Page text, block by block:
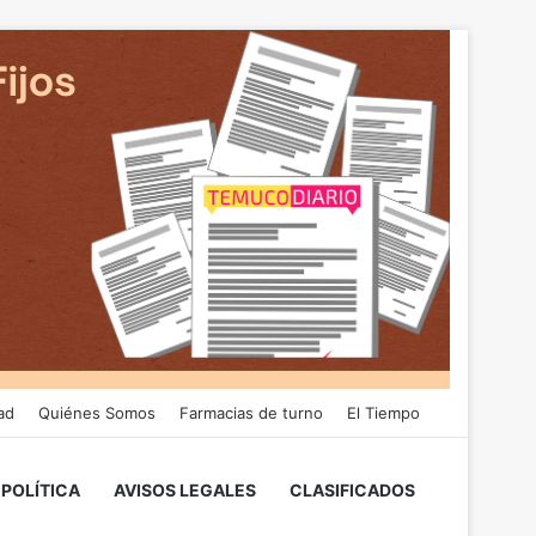
Quiénes Somos Farmacias de turno El Tiempo
POLÍTICA AVISOS LEGALES CLASIFICADOS